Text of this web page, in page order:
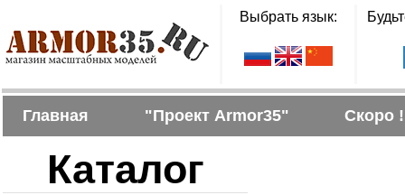
Выбрать язык:
Главная "Проект Armor35" Скоро !
Каталог